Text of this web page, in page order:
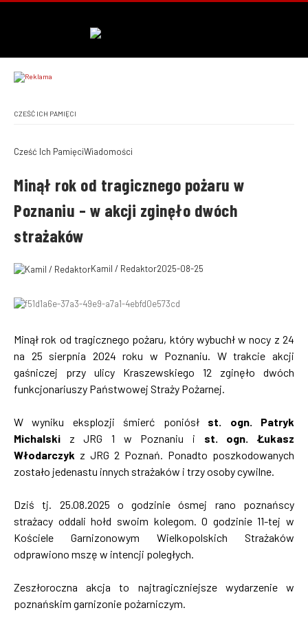
CZEŚĆ ICH PAMIĘCI
Cześć Ich PamięciWiadomości
Minął rok od tragicznego pożaru w
Poznaniu – w akcji zginęło dwóch
strażaków
Kamil / Redaktor2025-08-25
Minął rok od tragicznego pożaru, który wybuchł w nocy z 24
na 25 sierpnia 2024 roku w Poznaniu. W trakcie akcji
gaśniczej przy ulicy Kraszewskiego 12 zginęło dwóch
funkcjonariuszy Państwowej Straży Pożarnej.
W wyniku eksplozji śmierć poniósł st. ogn. Patryk
Michalski z JRG 1 w Poznaniu i st. ogn. Łukasz
Włodarczyk z JRG 2 Poznań. Ponadto poszkodowanych
zostało jedenastu innych strażaków i trzy osoby cywilne.
Dziś tj. 25.08.2025 o godzinie ósmej rano poznańscy
strażacy oddali hołd swoim kolegom. O godzinie 11-tej w
Kościele Garnizonowym Wielkopolskich Strażaków
odprawiono mszę w intencji poległych.
Zeszłoroczna akcja to najtragiczniejsze wydarzenie w
poznańskim garnizonie pożarniczym.